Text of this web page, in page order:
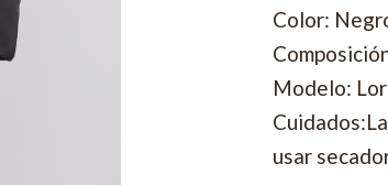
Color:
Modelo:
usar